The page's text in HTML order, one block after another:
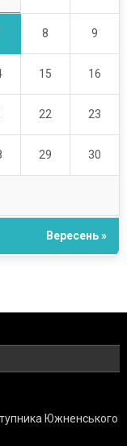
8 9
15 16
22 23
29 30
Вересень »
Южненського